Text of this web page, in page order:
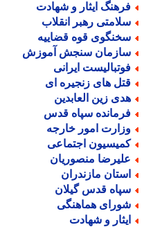
ایثار و شهادت
رهبر انقلاب
قوه قضاییه
سنجش آموزش
ایرانی
های زنجیره ای
زین العابدین
سپاه قدس
امور خارجه
اجتماعی
منصوریان
مازندران
قدس گیلان
هماهنگی
و شهادت